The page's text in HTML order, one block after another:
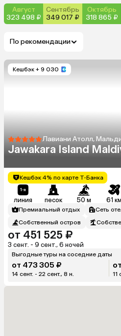
Август
323 498 ₽
Сентябрь
349 017 ₽
Октябрь
318 865 ₽
По рекомендации
Кешбэк + 9 030
Лавиани Атолл,
Jawakara Island
Кешбэк 4% по карте Т-Банка
линия песок 50 м 61 км
Премиальный отдых
Сеть
Собственный остров
от 451 525 ₽
3 сент. - 9 сент., 6 ночей
Выгодные туры на соседние даты
от 473 305 ₽
14 сент. - 22 сент., 8 н. 11